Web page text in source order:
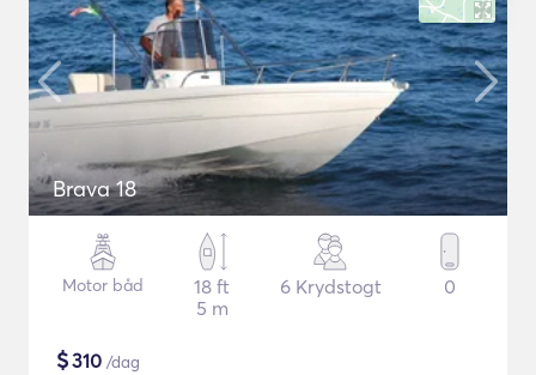
Brava 18
Motor båd
18 ft
5 m
6 Krydstogt 0
$310 /dag